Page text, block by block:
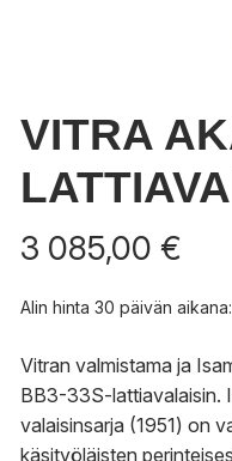
VITRA
3 085,00 €
Alin hinta 30 päivän aikana:
Vitran valmistama ja
BB3-33S-lattiavalaisin.
valaisinsarja (1951) on
käsityöläisten